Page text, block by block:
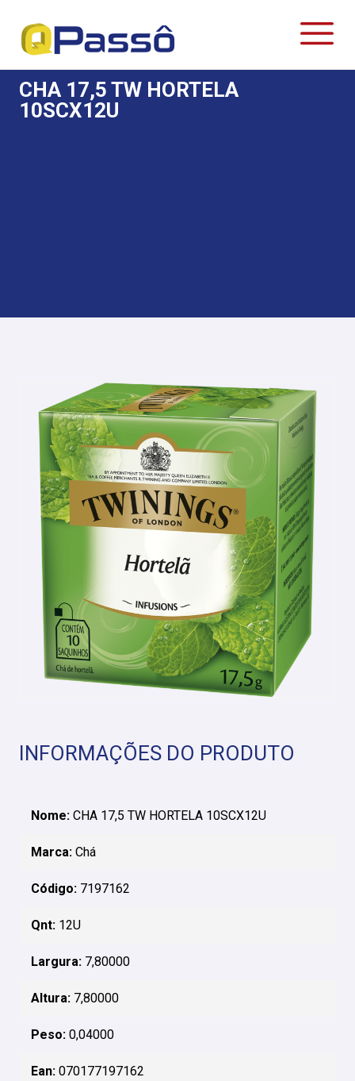
CHA 17,5 TW HORTELA
10SCX12U
INFORMAÇÕES DO PRODUTO
Nome: CHA 17,5 TW HORTELA 10SCX12U
Marca: Chá
Código: 7197162
Qnt: 12U
Largura: 7,80000
Altura: 7,80000
Peso: 0,04000
Ean: 070177197162